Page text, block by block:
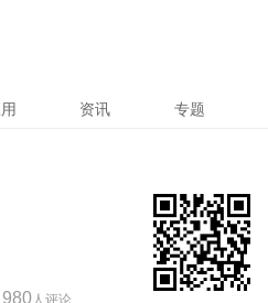
资讯 专题
980人评论